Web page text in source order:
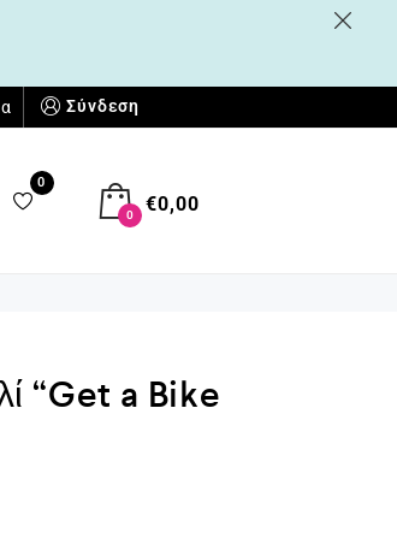
Σύνδεση
0
0 €0,00
“Get a Bike